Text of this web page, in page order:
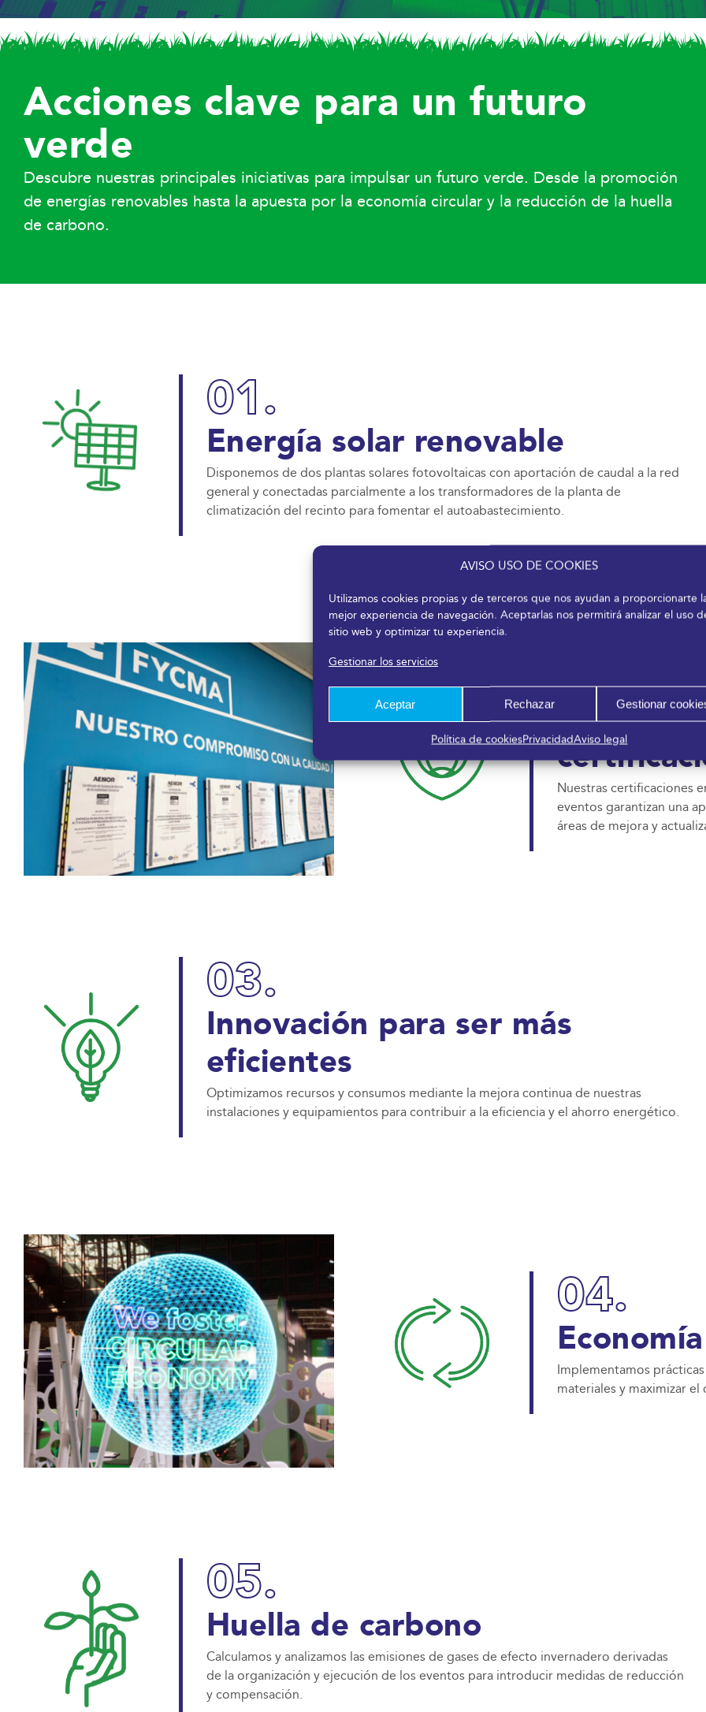
AVISO USO DE COOKIES
Utilizamos cookies propias y de terceros que nos ayudan a proporcionarte
mejor experiencia de navegación. Aceptarlas nos permitirá analizar el uso
sitio web y optimizar tu experiencia.
Gestionar los servicios
Aceptar Rechazar Gestionar
Política de cookiesPrivacidadAviso legal
Acciones clave para un futuro
verde
Descubre nuestras principales iniciativas para impulsar un futuro verde. Desde la promoción
de energías renovables hasta la apuesta por la economía circular y la reducción de la huella
de carbono.
01.
Energía solar renovable
Disponemos de dos plantas solares fotovoltaicas con aportación de caudal a la red
general y conectadas parcialmente a los transformadores de la planta de
climatización del recinto para fomentar el autoabastecimiento.
02.
Nuestras certificaciones
eventos garantizan una
áreas de mejora y
03.
Innovación para ser más
eficientes
Optimizamos recursos y consumos mediante la mejora continua de nuestras
instalaciones y equipamientos para contribuir a la eficiencia y el ahorro energético.
04.
Implementamos
materiales y maximizar
05.
Huella de carbono
Calculamos y analizamos las emisiones de gases de efecto invernadero derivadas
de la organización y ejecución de los eventos para introducir medidas de reducción
y compensación.